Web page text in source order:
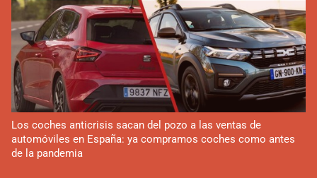
Los coches anticrisis sacan del pozo a las ventas de
automóviles en España: ya compramos coches como antes
de la pandemia